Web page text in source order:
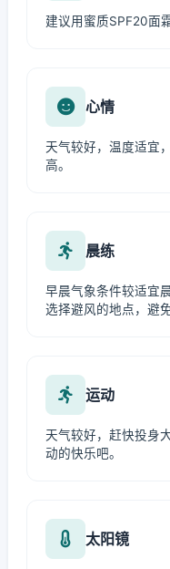
建议用蜜质SPF20面
心情
天气较好，温度适宜
高。
晨练
早晨气象条件较适宜
选择避风的地点，避
运动
天气较好，赶快投身
动的快乐吧。
太阳镜